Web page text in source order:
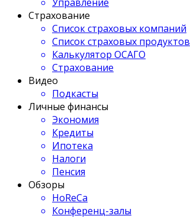
Страхование
Список страховых компаний
Список страховых продуктов
Калькулятор ОСАГО
Страхование
Видео
Подкасты
Личные финансы
Экономия
Кредиты
Ипотека
Налоги
Пенсия
Обзоры
HoReCa
Конференц-залы